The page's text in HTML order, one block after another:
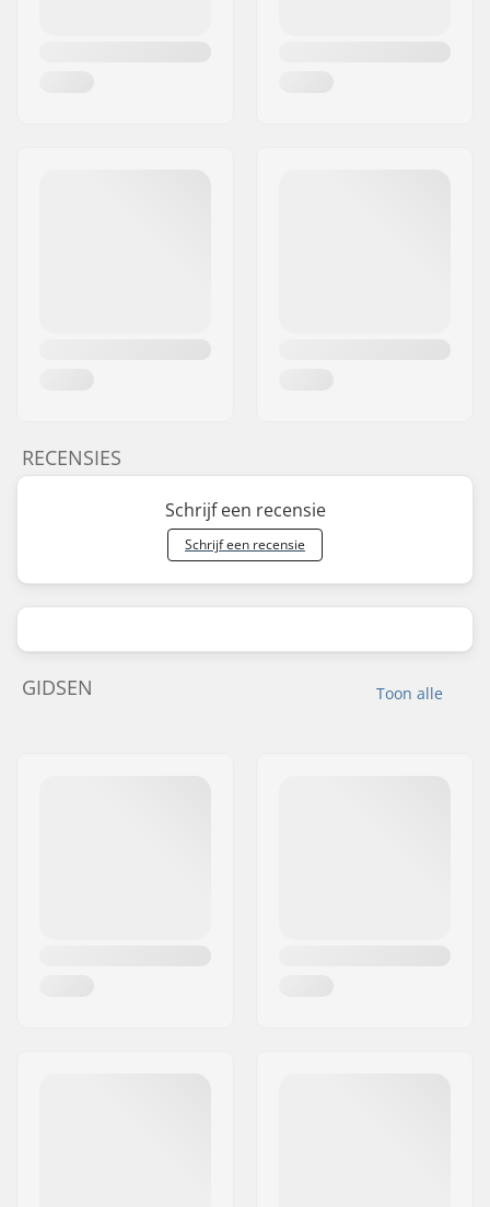
RECENSIES
Schrijf een recensie
Schrijf een recensie
Toon alle
GIDSEN